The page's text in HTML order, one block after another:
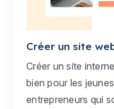
Créer un site
Créer un site
bien pour les
entrepreneurs qui